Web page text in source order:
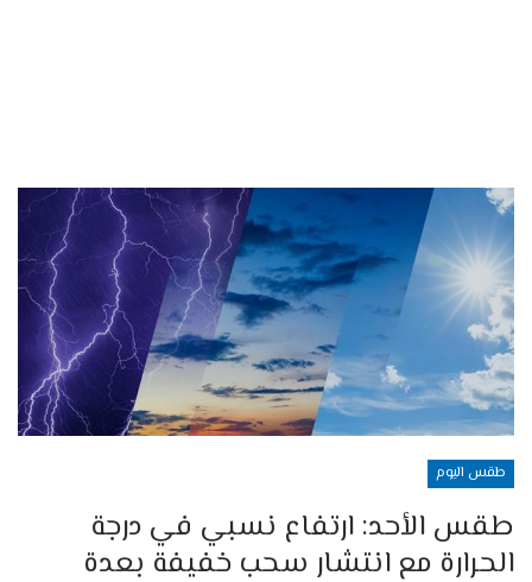
طقس اليوم
طقس الأحد: ارتفاع نسبي في درجة
الحرارة مع انتشار سحب خفيفة بعدة